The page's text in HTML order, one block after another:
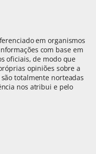
em organismos
com base em
oficiais, de modo que
opiniões sobre a
totalmente norteadas
nos atribui e pelo